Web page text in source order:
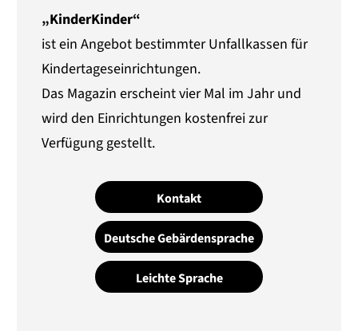
„KinderKinder“
ist ein Angebot bestimmter Unfallkassen für
Kindertageseinrichtungen.
Das Magazin erscheint vier Mal im Jahr und
wird den Einrichtungen kostenfrei zur
Verfügung gestellt.
Kontakt
Deutsche Gebärdensprache
Leichte Sprache